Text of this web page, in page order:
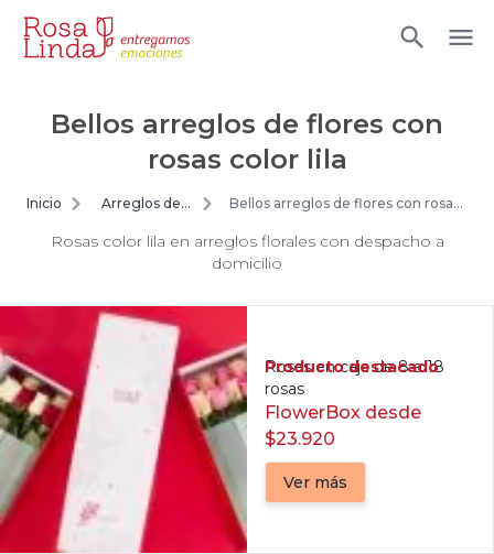
Bellos arreglos de flores con
rosas color lila
Inicio
Arreglos de
Bellos arreglos de flores con rosas
Rosas color lila en arreglos florales con despacho a
domicilio
Producto destacado
Rosas en caja de 8 a 18
rosas
FlowerBox desde
$23.920
Ver más